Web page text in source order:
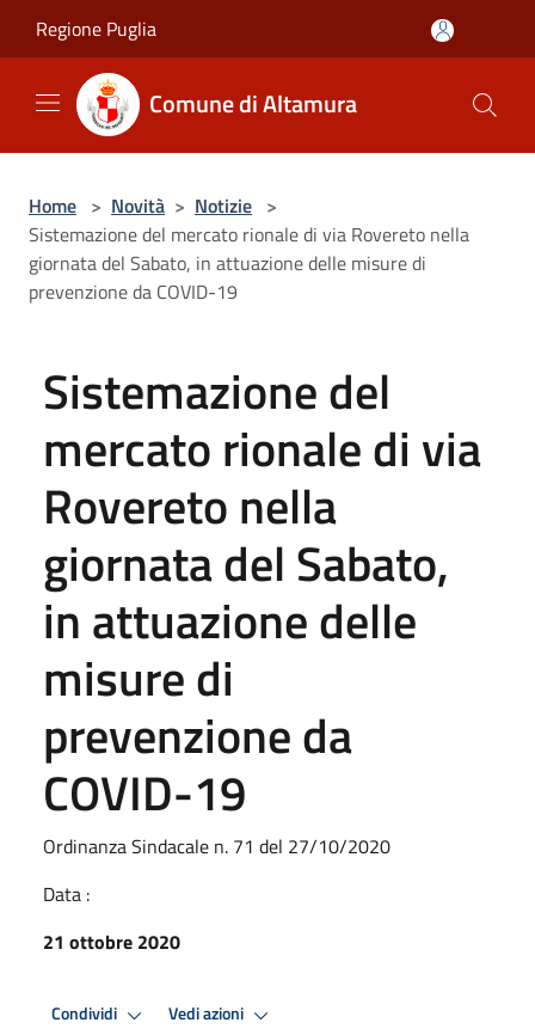
Regione Puglia
Comune di Altamura
Home > Novità > Notizie >
Sistemazione del mercato rionale di via Rovereto nella
giornata del Sabato, in attuazione delle misure di
prevenzione da COVID-19
Sistemazione del
mercato rionale di via
Rovereto nella
giornata del Sabato,
in attuazione delle
misure di
prevenzione da
COVID-19
Ordinanza Sindacale n. 71 del 27/10/2020
Data :
21 ottobre 2020
Condividi Vedi azioni